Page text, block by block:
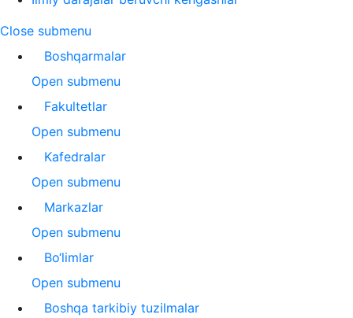
Close submenu
Boshqarmalar
Open submenu
Fakultetlar
Open submenu
Kafedralar
Open submenu
Markazlar
Open submenu
Bo‘limlar
Open submenu
Boshqa tarkibiy tuzilmalar